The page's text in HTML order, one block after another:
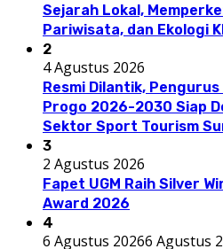
Sejarah Lokal,
Pariwisata, dan Ekologi
2
4 Agustus 2026
Resmi Dilantik, Pengurus
Progo 2026-2030 Siap
Sektor Sport Tourism
3
2 Agustus 2026
Fapet UGM Raih Silver
Award 2026
4
6 Agustus 20266 Agustus